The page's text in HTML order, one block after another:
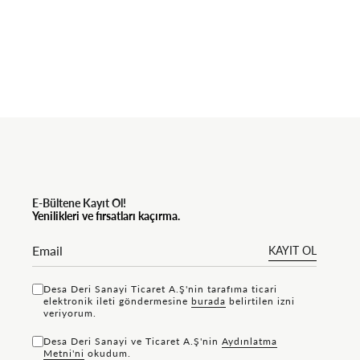
E-Bültene Kayıt Ol!
Yenilikleri ve fırsatları kaçırma.
KAYIT OL
Desa Deri Sanayi Ticaret A.Ş'nin tarafıma ticari
elektronik ileti göndermesine bu rada belirtilen izni
veriyorum.
Desa Deri Sanayi ve Ticaret A.Ş'nin Aydınlatma
Metni'ni okudum.